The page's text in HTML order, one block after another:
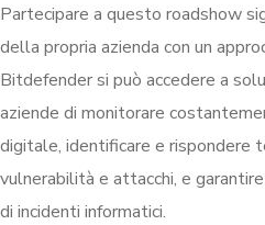
Partecipare a questo roadshow
della propria azienda con un
Bitdefender si può accedere a
aziende di monitorare
digitale, identificare e rispondere
vulnerabilità e attacchi, e
di incidenti informatici.